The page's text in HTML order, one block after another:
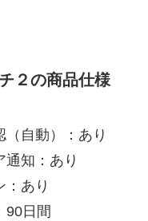
２の商品仕様
（自動）：あり
通知：あり
：あり
90日間